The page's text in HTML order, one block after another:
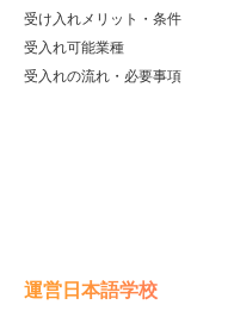
受け入れメリット・条件
受入れ可能業種
受入れの流れ・必要事項
運営日本語学校